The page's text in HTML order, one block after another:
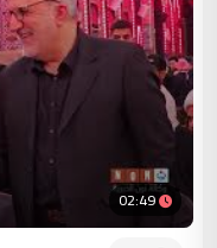
02:49